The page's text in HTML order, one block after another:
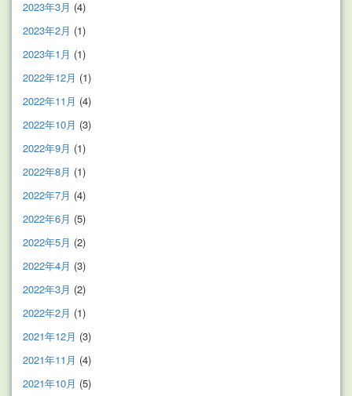
2023年3月 (4)
2023年2月 (1)
2023年1月 (1)
2022年12月 (1)
2022年11月 (4)
2022年10月 (3)
2022年9月 (1)
2022年8月 (1)
2022年7月 (4)
2022年6月 (5)
2022年5月 (2)
2022年4月 (3)
2022年3月 (2)
2022年2月 (1)
2021年12月 (3)
2021年11月 (4)
2021年10月 (5)